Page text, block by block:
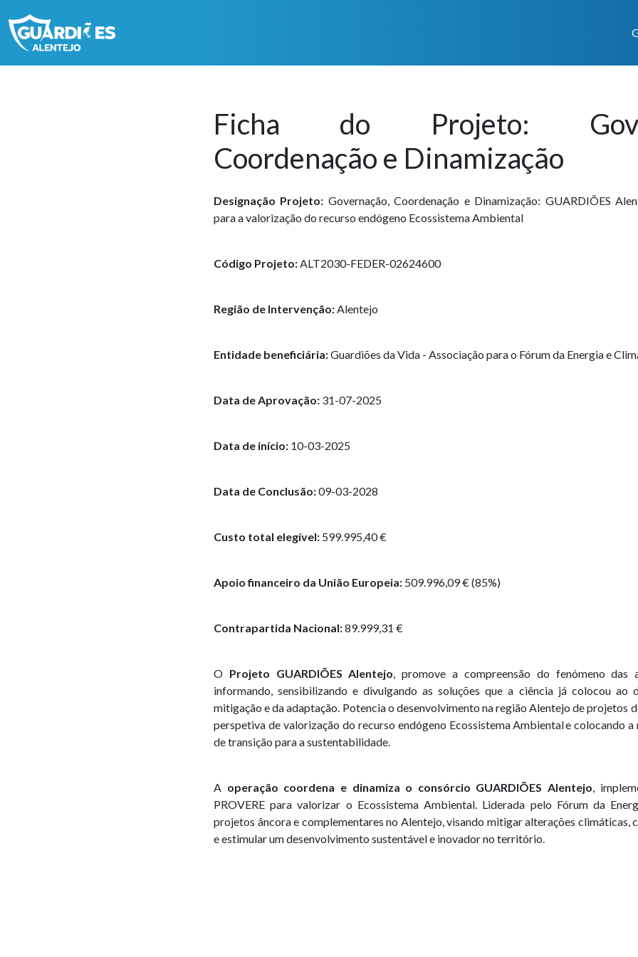
Ficha do Projeto:
Coordenação e Dinamização
Designação Projeto: Governação, Coordenação e Dinamização: GUARDIÕES
para a valorização do recurso endógeno Ecossistema Ambiental
Código Projeto:ALT2030-FEDER-02624600
Região de Intervenção:Alentejo
Entidade beneficiária:Guardiões da Vida - Associação para o Fórum da Energia e
Data de Aprovação: 31-07-2025
Data de início: 10-03-2025
Data de Conclusão:09-03-2028
Custo total elegível: 599.995,40 €
Apoio financeiro da União Europeia: 509.996,09 € (85%)
Contrapartida Nacional:89.999,31 €
O Projeto GUARDIÕES Alentejo, promove a compreensão do fenómeno das
informando, sensibilizando e divulgando as soluções que a ciência já colocou ao
mitigação e da adaptação. Potencia o desenvolvimento na região Alentejo de projetos
perspetiva de valorização do recurso endógeno Ecossistema Ambiental e colocando
de transição para a sustentabilidade.
A operação coordena e dinamiza o consórcio GUARDIÕES Alentejo,
PROVERE para valorizar o Ecossistema Ambiental. Liderada pelo Fórum da
projetos âncora e complementares no Alentejo, visando mitigar alterações climáticas,
e estimular um desenvolvimento sustentável e inovador no território.